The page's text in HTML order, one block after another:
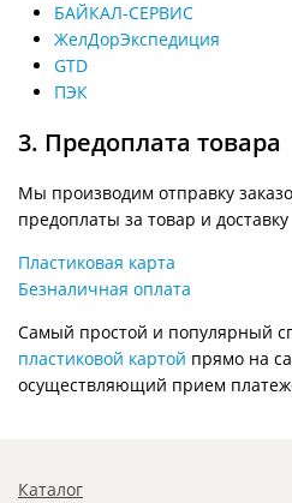
БАЙКАЛ-СЕРВИС
ЖелДорЭкспедиция
GTD
ПЭК
3. Предоплата товара
Мы производим отправку
предоплаты за товар и доставку
Пластиковая карта
Безналичная оплата
Самый простой и популярный
пластиковой картой прямо на
осуществляющий прием
Каталог